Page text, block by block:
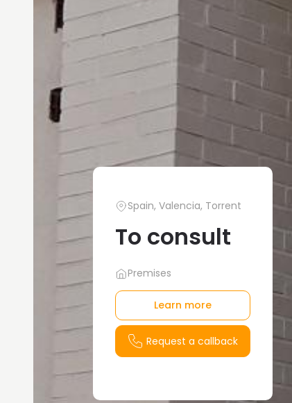
Spain, Valencia, Torrent
To consult
Premises
Learn more
Request a callback